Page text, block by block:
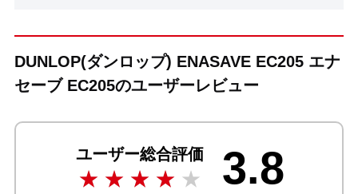
DUNLOP(ダンロップ) ENASAVE EC205 エナ
セーブ EC205のユーザーレビュー
ユーザー総合評価 3.8